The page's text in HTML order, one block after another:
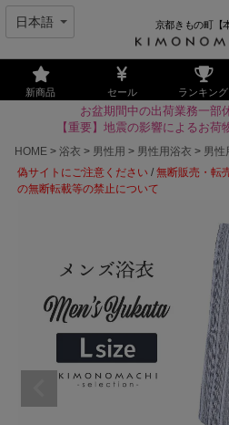
京都きもの町【
新商品 セール ランキング
お盆期間中の出荷業務一部
【重要】地震の影響によるお荷
HOME
浴衣 男性用 男性用浴衣
男性
偽サイトにご注意ください /無断販売・転
の無断転載等の禁止について